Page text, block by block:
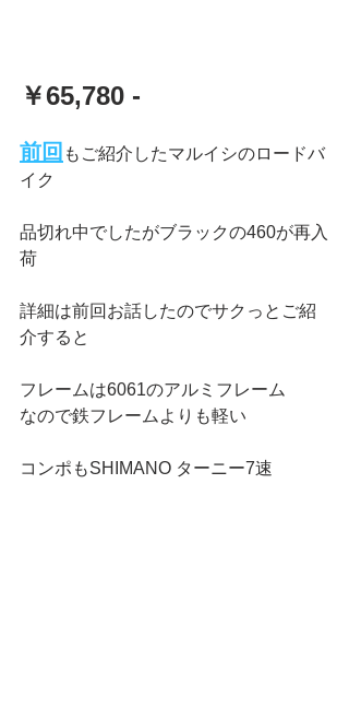
￥65,780 -
前回 もご紹介したマルイシのロードバ
イク
品切れ中でしたがブラックの460が再入
荷
詳細は前回お話したのでサクっとご紹
介すると
フレームは6061のアルミフレーム
なので鉄フレームよりも軽い
コンポもSHIMANO ターニー7速